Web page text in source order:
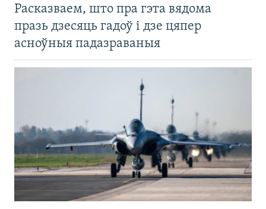
Расказваем, што пра гэта вядома
празь дзесяць гадоў і дзе цяпер
асноўныя падазраваныя